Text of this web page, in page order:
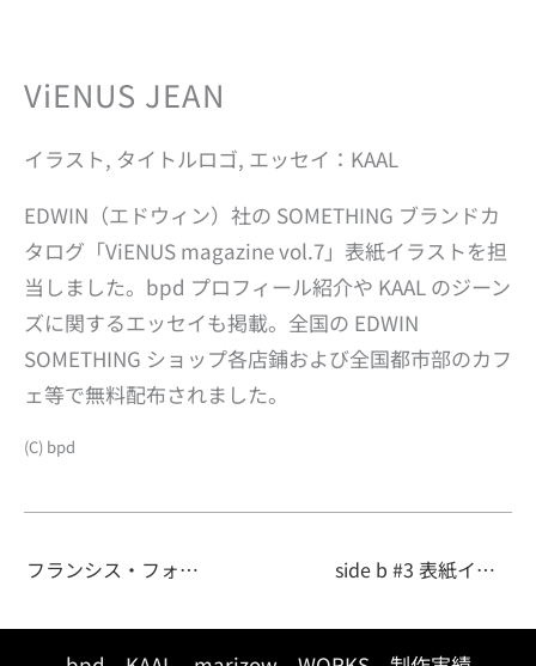
ViENUS JEAN
イラスト, タイトルロゴ, エッセイ：KAAL
EDWIN（エドウィン）社の SOMETHING ブランドカ
タログ「ViENUS magazine vol.7」表紙イラストを担
当しました。bpd プロフィール紹介や KAAL のジーン
ズに関するエッセイも掲載。全国の EDWIN
SOMETHING ショップ各店鋪および全国都市部のカフ
ェ等で無料配布されました。
(C) bpd
side b #3 表紙イラスト
フランシス・フォード・コッポラ『Zoetrope [noir]』表紙イラスト